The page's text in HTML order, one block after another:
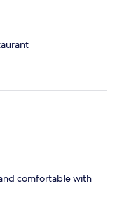
comfortable with